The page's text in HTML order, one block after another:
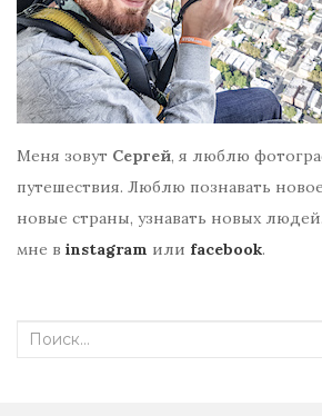
Меня зовут Сергей, я люблю
путешествия. Люблю познавать
новые страны, узнавать новых
мне в instagram или facebook.
Search